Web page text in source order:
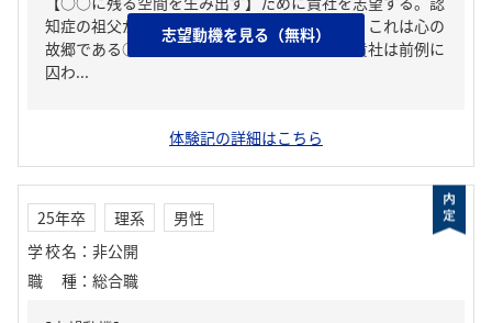
知症の祖父が○○を流した経験が背景にある。これは心の
故郷である○○に触れ感激したためだった。貴社は前例に
囚わ...
体験記の詳細はこちら
志望動機を見る（無料）
25年卒 理系
男性
学校名 ： 非公開
職種 ： 総合職